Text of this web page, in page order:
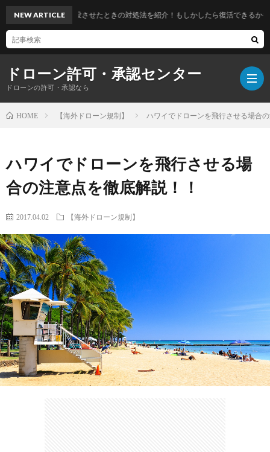
ドローン許可・承認センター
ドローンの許可・承認なら
NEW ARTICLE
ローンを水没させたときの対処法を紹介！もしかしたら復活できるかも！？
HOME 【海外ドローン規制】 ハワイでドローンを飛行させる場合
ハワイでドローンを飛行させる場
合の注意点を徹底解説！！
2017.04.02 【海外ドローン規制】